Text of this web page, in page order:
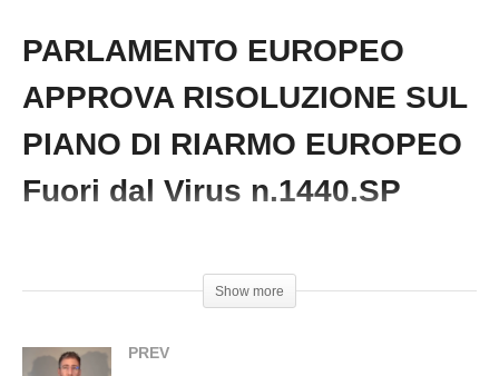
Copy Embed Code
PARLAMENTO EUROPEO APPROVA
PARLAMENTO EUROPEO
APPROVA RISOLUZIONE SUL
PIANO DI RIARMO EUROPEO
Fuori dal Virus n.1440.SP
Show more
PREV